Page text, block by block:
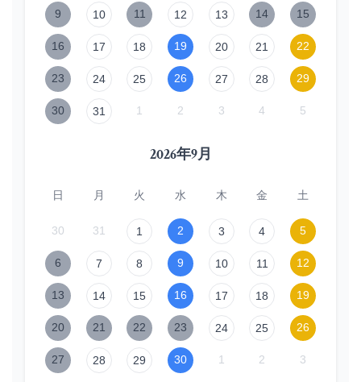
9 10 11 12 13 14 15
16 17 18 19 20 21 22
23 24 25 26 27 28 29
30 31 1 2 3 4 5
2026年9月
日 月 火 水 木 金 土
30 31 1 2 3 4 5
6 7 8 9 10 11 12
13 14 15 16 17 18 19
20 21 22 23 24 25 26
27 28 29 30 1 2 3